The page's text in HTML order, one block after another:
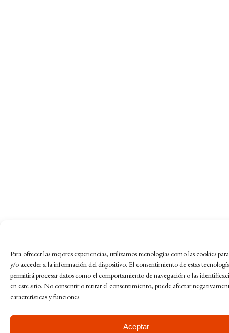
Para ofrecer las mejores experiencias, utilizamos tecnologías como las cookies
y/o acceder a la información del dispositivo. El consentimiento de estas
permitirá procesar datos como el comportamiento de navegación o las
en este sitio. No consentir o retirar el consentimiento, puede afectar
características y funciones.
Aceptar